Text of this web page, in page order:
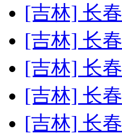
[吉林] 长
[吉林] 长
[吉林] 长
[吉林] 长
[吉林] 长